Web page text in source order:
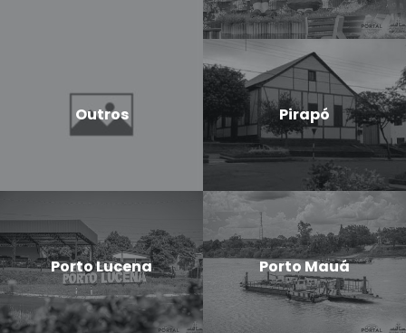
Outros Pirapó
Porto Lucena Porto Mauá